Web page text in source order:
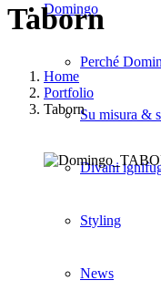
Domingo
Perché
Su misura &
Divani
Styling
News
Taborn
Home
Portfolio
Taborn